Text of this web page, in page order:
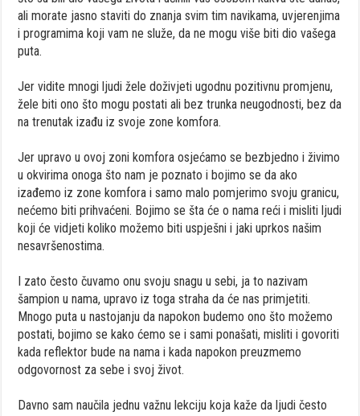
ali morate jasno staviti do znanja svim tim navikama, uvjerenjima
i programima koji vam ne služe, da ne mogu više biti dio vašega
puta.
Jer vidite mnogi ljudi žele doživjeti ugodnu pozitivnu promjenu,
žele biti ono što mogu postati ali bez trunka neugodnosti, bez da
na trenutak izađu iz svoje zone komfora.
Jer upravo u ovoj zoni komfora osjećamo se bezbjedno i živimo
u okvirima onoga što nam je poznato i bojimo se da ako
izađemo iz zone komfora i samo malo pomjerimo svoju granicu,
nećemo biti prihvaćeni. Bojimo se šta će o nama reći i misliti ljudi
koji će vidjeti koliko možemo biti uspješni i jaki uprkos našim
nesavršenostima.
I zato često čuvamo onu svoju snagu u sebi, ja to nazivam
šampion u nama, upravo iz toga straha da će nas primjetiti.
Mnogo puta u nastojanju da napokon budemo ono što možemo
postati, bojimo se kako ćemo se i sami ponašati, misliti i govoriti
kada reflektor bude na nama i kada napokon preuzmemo
odgovornost za sebe i svoj život.
Davno sam naučila jednu važnu lekciju koja kaže da ljudi često